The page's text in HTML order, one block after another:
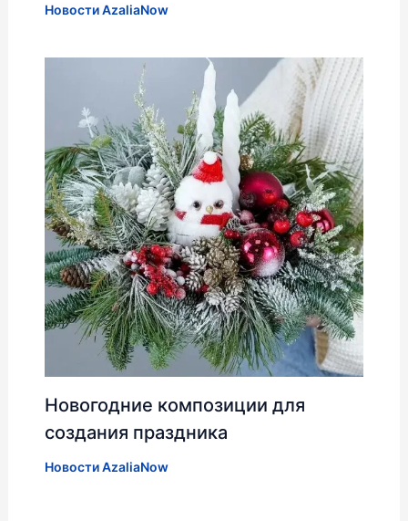
Новости AzaliaNow
Новогодние композиции для
создания праздника
Новости AzaliaNow